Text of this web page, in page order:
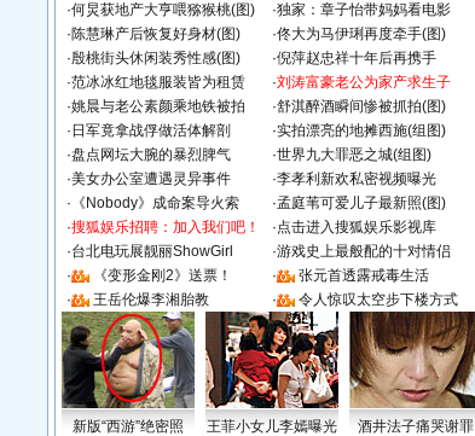
·何炅获地产大亨喂猕猴桃(图) ·独家：章子怡带妈妈看电影
·陈慧琳产后恢复好身材(图) ·佟大为马伊琍再度牵手(图)
·殷桃街头休闲装秀性感(图) ·倪萍赵忠祥十年后再携手
·范冰冰红地毯服装皆为租赁 ·刘涛富豪老公为家产求生子
·姚晨与老公素颜乘地铁被拍 ·舒淇醉酒瞬间惨被抓拍(图)
· 日军竟拿战俘做活体解剖 ·实拍漂亮的地摊西施(组图)
·盘点网坛大腕的暴烈脾气 ·世界九大罪恶之城(组图)
·美女办公室遭遇灵异事件 ·李孝利新欢私密视频曝光
· 《Nobody》成命案导火索 ·孟庭苇可爱儿子最新照(图)
·搜狐娱乐招聘：加入我们吧！ ·点击进入搜狐娱乐影视库
·台北电玩展靓丽ShowGirl ·游戏史上最般配的十对情侣
·
《变形金刚2》送票！ ·
张元首透露戒毒生活
·
王岳伦爆李湘胎教 · 令人惊叹太空步下楼方式
新版“西游”绝密照 王菲小女儿李嫣曝光 酒井法子痛哭谢罪